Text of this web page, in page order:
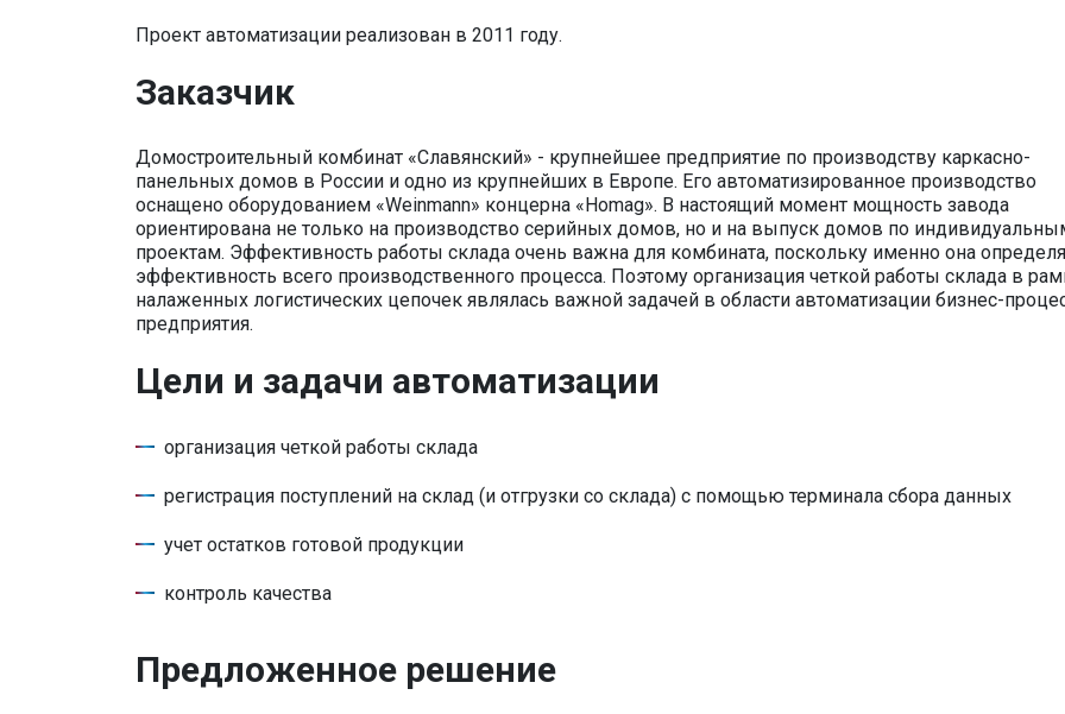
Проект автоматизации реализован в 2011 году.
Заказчик
Домостроительный комбинат «Славянский» - крупнейшее предприятие по производству каркасно-
панельных домов в России и одно из крупнейших в Европе. Его автоматизированное производство
оснащено оборудованием «Weinmann» концерна «Homag». В настоящий момент мощность завода
ориентирована не только на производство серийных домов, но и на выпуск домов по
проектам. Эффективность работы склада очень важна для комбината, поскольку именно она
эффективность всего производственного процесса. Поэтому организация четкой работы склада в
налаженных логистических цепочек являлась важной задачей в области автоматизации бизнес-
предприятия.
Цели и задачи автоматизации
организация четкой работы склада
регистрация поступлений на склад (и отгрузки со склада) с помощью терминала сбора данных
учет остатков готовой продукции
контроль качества
Предложенное решение